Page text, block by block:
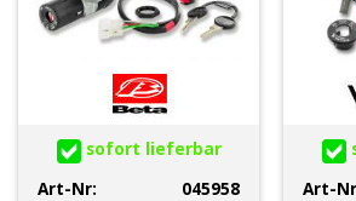
sofort lieferbar
Art-Nr:
045958
Art-